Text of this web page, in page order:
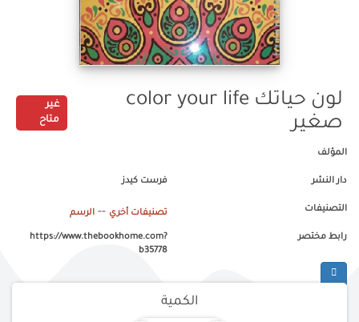
لون حياتك color your life
صغير
غير
متاح
المؤلف
دار النشر فرست كيدز
التصنيفات تصنيفات أخري -- الرسم
رابط مختصر
https://www.thebookhome.com?
b35778
الكمية